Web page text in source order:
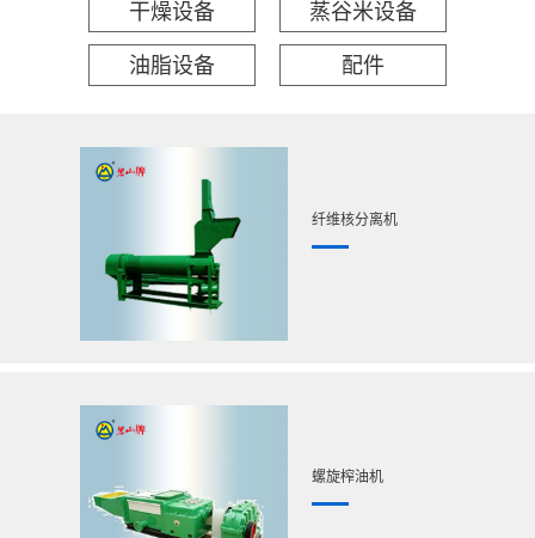
干燥设备 蒸谷米设备
油脂设备 配件
纤维核分离机
螺旋榨油机